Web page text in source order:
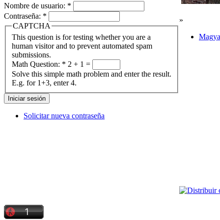
Nombre de usuario: *
Contraseña: *
CAPTCHA
This question is for testing whether you are a
human visitor and to prevent automated spam
submissions.
Math Question: * 2 + 1 =
Solve this simple math problem and enter the result.
E.g. for 1+3, enter 4.
Solicitar nueva contraseña
»